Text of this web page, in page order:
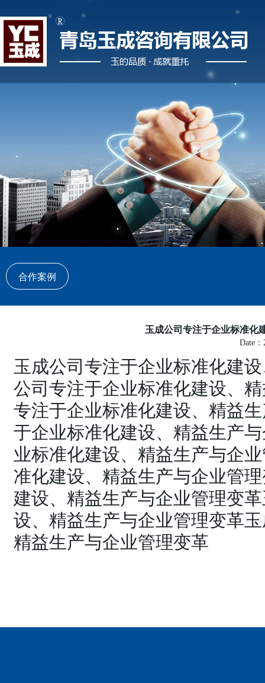
合作案例
玉成公司专注于企业标准化
Date：
玉成公司专注于企业标准化建
公司专注于企业标准化建设、
专注于企业标准化建设、精益
于企业标准化建设、精益生产
业标准化建设、精益生产与企
准化建设、精益生产与企业管
建设、精益生产与企业管理变
设、精益生产与企业管理变革
精益生产与企业管理变革